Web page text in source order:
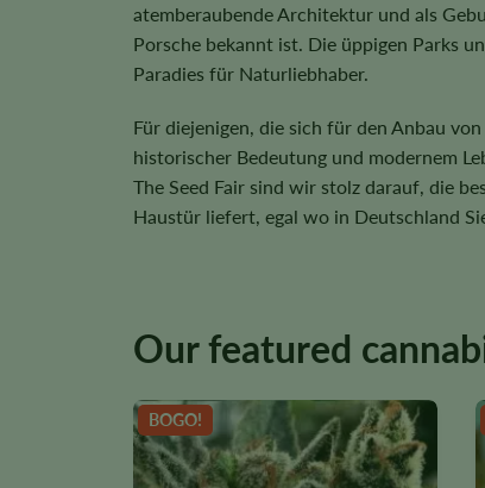
atemberaubende Architektur und als
Porsche bekannt ist. Die üppigen Parks
Paradies für Naturliebhaber.
Für diejenigen, die sich für den Anbau
historischer Bedeutung und modernem
The Seed Fair sind wir stolz darauf, die
Haustür liefert, egal wo in Deutschland
Our featured
BOGO!